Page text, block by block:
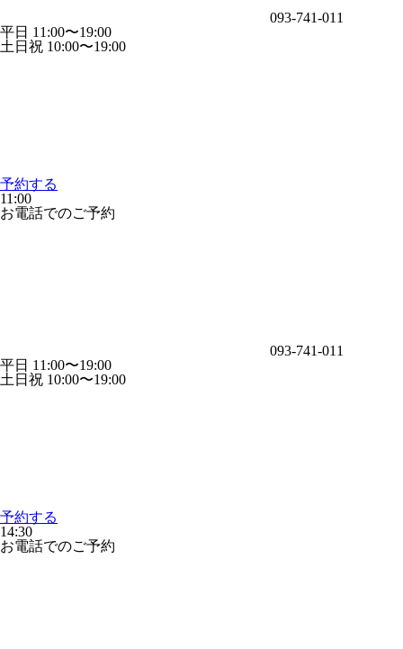
093-741-011
平日 11:00〜19:00
土日祝 10:00〜19:00
予約する
11:00
お電話でのご予約
093-741-011
平日 11:00〜19:00
土日祝 10:00〜19:00
予約する
14:30
お電話でのご予約